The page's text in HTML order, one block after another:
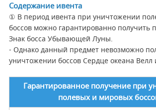
Содержание ивента
① В период ивента при уничтожении
боссов можно гарантированно получить
Знак босса Убывающей Луны.
- Однако данный предмет невозможно
уничтожении боссов Сердце океана
Гарантированное получение при
полевых и мировых